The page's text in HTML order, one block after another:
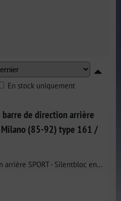
En stock uniquement
de direction arrière
Milano (85-92) type 161 /
SPORT - Silentbloc en...